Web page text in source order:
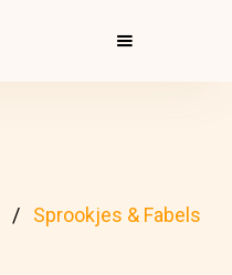
Sprookjes & Fabels